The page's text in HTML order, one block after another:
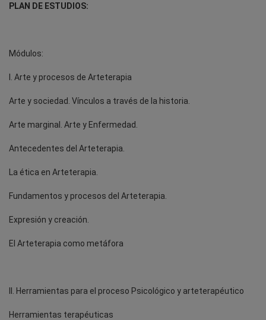
PLAN DE ESTUDIOS:
Módulos:
I. Arte y procesos de Arteterapia
Arte y sociedad. Vínculos a través de la historia.
Arte marginal. Arte y Enfermedad.
Antecedentes del Arteterapia.
La ética en Arteterapia.
Fundamentos y procesos del Arteterapia.
Expresión y creación.
El Arteterapia como metáfora
II. Herramientas para el proceso Psicológico y arteterapéutico
Herramientas terapéuticas